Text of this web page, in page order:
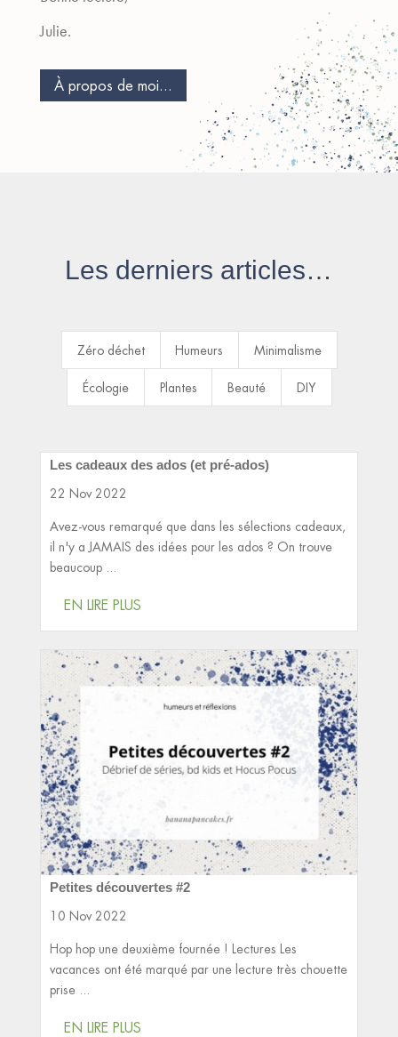
Julie.
À propos de moi...
Les derniers articles…
Zéro déchet Humeurs Minimalisme
Écologie Plantes Beauté DIY
Les cadeaux des ados (et pré-ados)
22 Nov 2022
Avez-vous remarqué que dans les sélections cadeaux,
il n'y a JAMAIS des idées pour les ados ? On trouve
beaucoup ...
EN LIRE PLUS
Petites découvertes #2
10 Nov 2022
Hop hop une deuxième fournée ! Lectures Les
vacances ont été marqué par une lecture très chouette
prise ...
EN LIRE PLUS